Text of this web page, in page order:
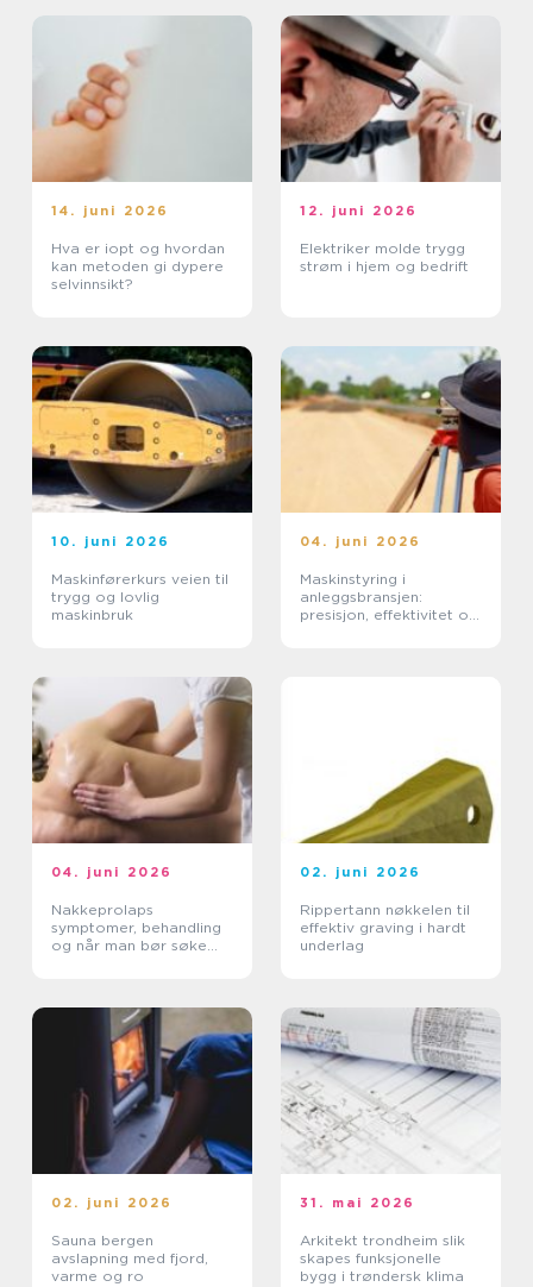
14. juni 2026
Hva er iopt og hvordan
kan metoden gi dypere
selvinnsikt?
12. juni 2026
Elektriker molde trygg
strøm i hjem og bedrift
10. juni 2026
Maskinførerkurs veien til
trygg og lovlig
maskinbruk
04. juni 2026
Maskinstyring i
anleggsbransjen:
presisjon, effektivitet og
04. juni 2026
Nakkeprolaps
symptomer, behandling
og når man bør søke
02. juni 2026
Rippertann nøkkelen til
effektiv graving i hardt
underlag
02. juni 2026
Sauna bergen
avslapning med fjord,
varme og ro
31. mai 2026
Arkitekt trondheim slik
skapes funksjonelle
bygg i trøndersk klima